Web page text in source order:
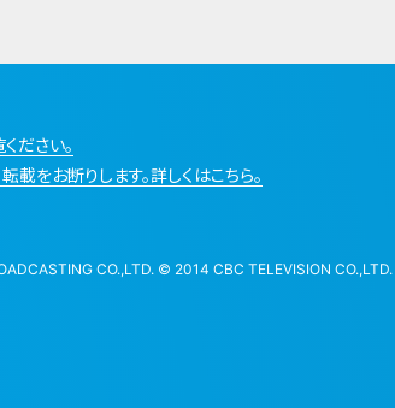
ださい。
をお断りします。詳しくはこちら。
CO.,LTD. © 2014 CBC TELEVISION